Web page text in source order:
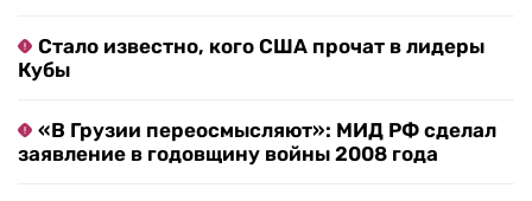
Стало известно, кого США прочат в лидеры
Кубы
«В Грузии переосмысляют»: МИД РФ сделал
заявление в годовщину войны 2008 года